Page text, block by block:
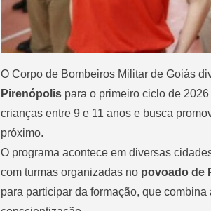
O Corpo de Bombeiros Militar de Goiás
Pirenópolis para o primeiro ciclo de
crianças entre 9 e 11 anos e busca
próximo.
O programa acontece em diversas
com turmas organizadas no povoado de
para participar da formação, que